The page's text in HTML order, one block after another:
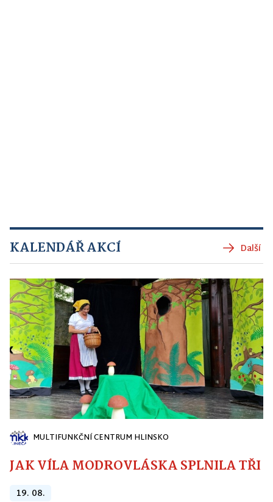
KALENDÁŘ AKCÍ Další
MULTIFUNKČNÍ CENTRUM HLINSKO
JAK VÍLA MODROVLÁSKA SPLNILA
19. 08.